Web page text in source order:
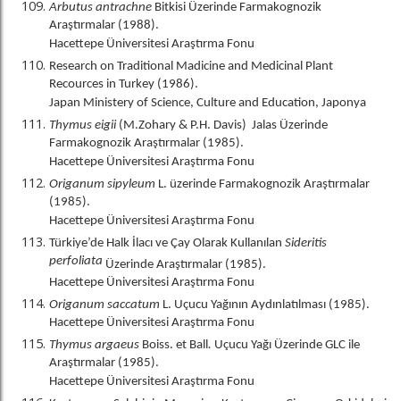
Arbutus antrachne Bitkisi Üzerinde Farmakognozik
Araştırmalar (1988).
Hacettepe Üniversitesi Araştırma Fonu
Research on Traditional Madicine and Medicinal Plant
Recources in Turkey (1986).
Japan Ministery of Science, Culture and Education, Japonya
Thymus eigii (M.Zohary & P.H. Davis) Jalas Üzerinde
Farmakognozik Araştırmalar (1985).
Hacettepe Üniversitesi Araştırma Fonu
Origanum sipyleum L. üzerinde Farmakognozik Araştırmalar
(1985).
Hacettepe Üniversitesi Araştırma Fonu
Türkiye’de Halk İlacı ve Çay Olarak Kullanılan Sideritis
perfoliata Üzerinde Araştırmalar (1985).
Hacettepe Üniversitesi Araştırma Fonu
Origanum saccatum L. Uçucu Yağının Aydınlatılması (1985).
Hacettepe Üniversitesi Araştırma Fonu
Thymus argaeus Boiss. et Ball. Uçucu Yağı Üzerinde GLC ile
Araştırmalar (1985).
Hacettepe Üniversitesi Araştırma Fonu